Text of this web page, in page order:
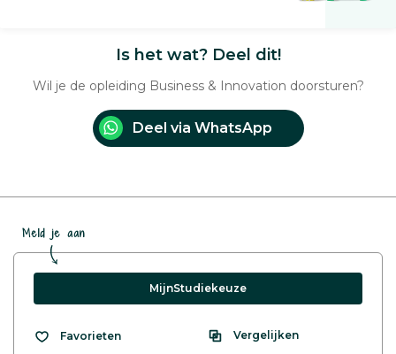
Is het wat? Deel dit!
Wil je de opleiding Business & Innovation doorsturen?
Deel via WhatsApp
Meld je aan
MijnStudiekeuze
Favorieten Vergelijken